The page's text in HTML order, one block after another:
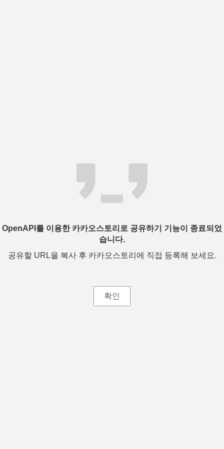
OpenAPI를 이용한 카카오스토리로 공유하기 기능이 종료되었
습니다.
공유할 URL을 복사 후 카카오스토리에 직접 등록해 보세요.
확인